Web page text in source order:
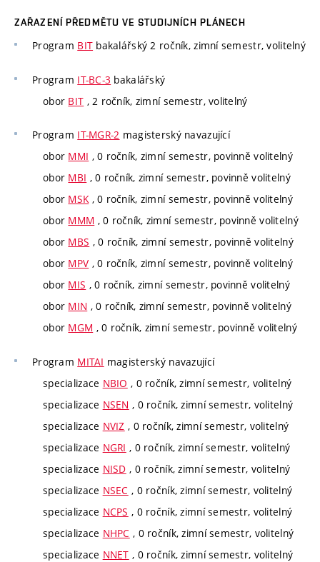
ZAŘAZENÍ PŘEDMĚTU VE STUDIJNÍCH PLÁNECH
Program BIT bakalářský 2 ročník, zimní semestr, volitelný
Program IT-BC-3 bakalářský
obor BIT , 2 ročník, zimní semestr, volitelný
Program IT-MGR-2 magisterský navazující
obor MMI , 0 ročník, zimní semestr, povinně volitelný
obor MBI , 0 ročník, zimní semestr, povinně volitelný
obor MSK, 0 ročník, zimní semestr, povinně volitelný
obor MMM , 0 ročník, zimní semestr, povinně volitelný
obor MBS , 0 ročník, zimní semestr, povinně volitelný
obor MPV , 0 ročník, zimní semestr, povinně volitelný
obor MIS , 0 ročník, zimní semestr, povinně volitelný
obor MIN , 0 ročník, zimní semestr, povinně volitelný
obor MGM , 0 ročník, zimní semestr, povinně volitelný
Program MITAI magisterský navazující
specializace NBIO , 0 ročník, zimní semestr, volitelný
specializace NSEN , 0 ročník, zimní semestr, volitelný
specializace NVIZ , 0 ročník, zimní semestr, volitelný
specializace NGRI , 0 ročník, zimní semestr, volitelný
specializace NISD , 0 ročník, zimní semestr, volitelný
specializace NSEC , 0 ročník, zimní semestr, volitelný
specializace NCPS , 0 ročník, zimní semestr, volitelný
specializace NHPC , 0 ročník, zimní semestr, volitelný
specializace NNET , 0 ročník, zimní semestr, volitelný